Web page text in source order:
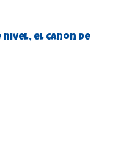
el Canon de